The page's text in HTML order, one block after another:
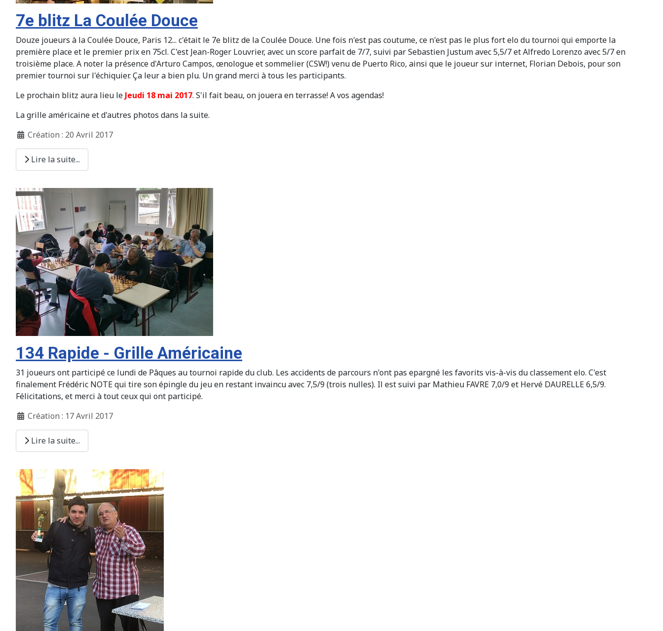
7e blitz La Coulée Douce
Douze joueurs à la Coulée Douce, Paris 12... c'était le 7e blitz de la Coulée Douce. Une fois n'est pas coutume, ce n'est pas le plus fort elo du tournoi qui emporte la
première place et le premier prix en 75cl. C'est Jean-Roger Louvrier, avec un score parfait de 7/7, suivi par Sebastien Justum avec 5,5/7 et Alfredo Lorenzo avec 5/7 en
troisième place. A noter la présence d'Arturo Campos, œnologue et sommelier (CSW!) venu de Puerto Rico, ainsi que le joueur sur internet, Florian Debois, pour son
premier tournoi sur l'échiquier. Ça leur a bien plu. Un grand merci à tous les participants.
Le prochain blitz aura lieu le Jeudi 18 mai 2017. S'il fait beau, on jouera en terrasse! A vos agendas!
La grille américaine et d'autres photos dans la suite.
Création : 20 Avril 2017
Lire la suite...
134 Rapide - Grille Américaine
31 joueurs ont participé ce lundi de Pâques au tournoi rapide du club. Les accidents de parcours n'ont pas epargné les favorits vis-à-vis du classement elo. C'est
finalement Frédéric NOTE qui tire son épingle du jeu en restant invaincu avec 7,5/9 (trois nulles). Il est suivi par Mathieu FAVRE 7,0/9 et Hervé DAURELLE 6,5/9.
Félicitations, et merci à tout ceux qui ont participé.
Création : 17 Avril 2017
Lire la suite...